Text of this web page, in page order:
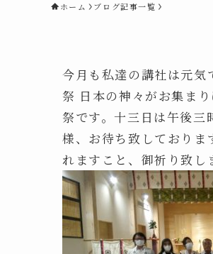
ホーム ブログ記事一覧
今月も私達の講社は元気
祭 日本の神々がお集ま
祭です。十三日は午後
様、お待ち致しておりま
れますこと、御祈り致し